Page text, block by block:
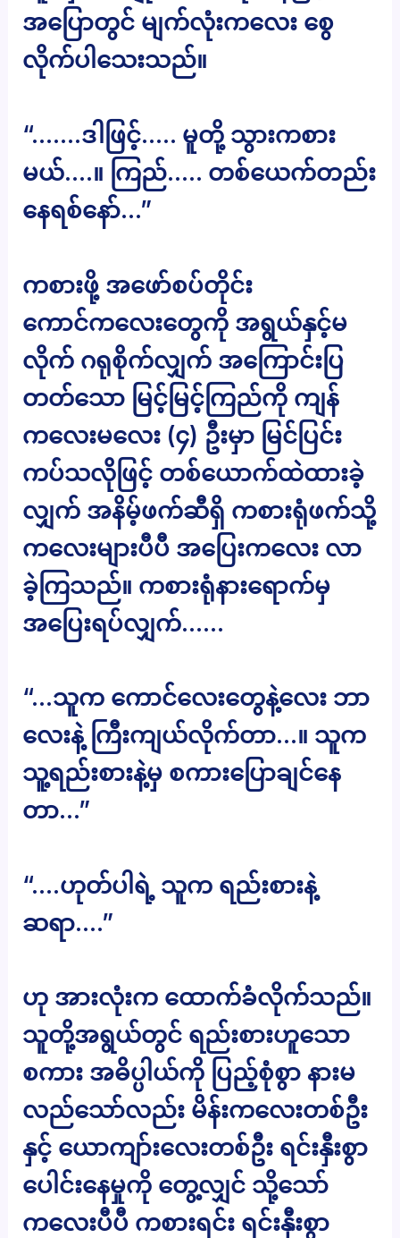
အပြောတွင် မျက်လုံးကလေး စွေ
လိုက်ပါသေးသည်။
“…….ဒါဖြင့်….. မူတို့ သွားကစား
မယ်….။ ကြည်….. တစ်ယေက်တည်း
နေရစ်နော်…”
ကစားဖို့ အဖော်စပ်တိုင်း
ကောင်ကလေးတွေကို အရွယ်နှင့်မ
လိုက် ဂရုစိုက်လျှက် အကြောင်းပြ
တတ်သော မြင့်မြင့်ကြည်ကို ကျန်
ကလေးမလေး (၄) ဦးမှာ မြင်ပြင်း
ကပ်သလိုဖြင့် တစ်ယောက်ထဲထားခဲ့
လျှက် အနိမ့်ဖက်ဆီရှိ ကစားရုံဖက်သို့
ကလေးများပီပီ အပြေးကလေး လာ
ခဲ့ကြသည်။ ကစားရုံနားရောက်မှ
အပြေးရပ်လျှက်……
“…သူက ကောင်လေးတွေနဲ့လေး ဘာ
လေးနဲ့ ကြီးကျယ်လိုက်တာ…။ သူက
သူ့ရည်းစားနဲ့မှ စကားပြောချင်နေ
တာ…”
“….ဟုတ်ပါရဲ့ သူက ရည်းစားနဲ့
ဆရာ….”
ဟု အားလုံးက ထောက်ခံလိုက်သည်။
သူတို့အရွယ်တွင် ရည်းစားဟူသော
စကား အဓိပ္ပါယ်ကို ပြည့်စုံစွာ နားမ
လည်သော်လည်း မိန်းကလေးတစ်ဦး
နှင့် ယောကျာ်းလေးတစ်ဦး ရင်းနှီးစွာ
ပေါင်းနေမှုကို တွေ့လျှင် သို့သော်
ကလေးပီပီ ကစားရင်း ရင်းနှီးစွာ